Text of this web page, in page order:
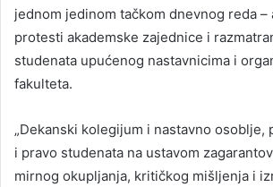
jednom jedinom tačkom dnevnog reda –
protesti akademske zajednice i
studenata upućenog nastavnicima i
fakulteta.
„Dekanski kolegijum i nastavno osoblje,
i pravo studenata na ustavom
mirnog okupljanja, kritičkog mišljenja i